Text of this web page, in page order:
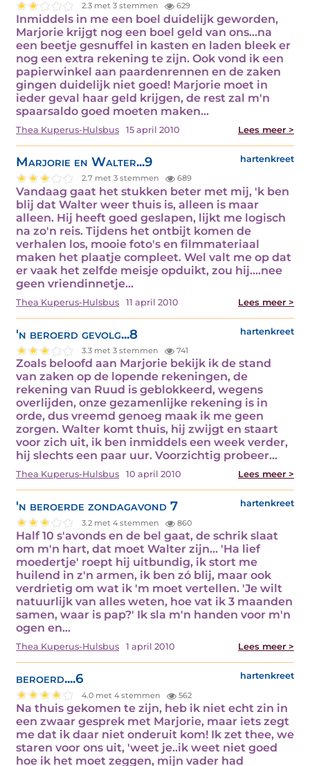
2.3 met 3 stemmen 629
Inmiddels in me een boel duidelijk geworden,
Marjorie krijgt nog een boel geld van ons...na
een beetje gesnuffel in kasten en laden bleek er
nog een extra rekening te zijn. Ook vond ik een
papierwinkel aan paardenrennen en de zaken
gingen duidelijk niet goed! Marjorie moet in
ieder geval haar geld krijgen, de rest zal m'n
spaarsaldo goed moeten maken…
Thea Kuperus-Hulsbus 15 april 2010 Lees meer >
Marjorie en Walter...9 hartenkreet
2.7 met 3 stemmen 689
Vandaag gaat het stukken beter met mij, 'k ben
blij dat Walter weer thuis is, alleen is maar
alleen. Hij heeft goed geslapen, lijkt me logisch
na zo'n reis. Tijdens het ontbijt komen de
verhalen los, mooie foto's en filmmateriaal
maken het plaatje compleet. Wel valt me op dat
er vaak het zelfde meisje opduikt, zou hij....nee
geen vriendinnetje…
Thea Kuperus-Hulsbus 11 april 2010 Lees meer >
'n beroerd gevolg...8 hartenkreet
3.3 met 3 stemmen 741
Zoals beloofd aan Marjorie bekijk ik de stand
van zaken op de lopende rekeningen, de
rekening van Ruud is geblokkeerd, wegens
overlijden, onze gezamenlijke rekening is in
orde, dus vreemd genoeg maak ik me geen
zorgen. Walter komt thuis, hij zwijgt en staart
voor zich uit, ik ben inmiddels een week verder,
hij slechts een paar uur. Voorzichtig probeer…
Thea Kuperus-Hulsbus 10 april 2010 Lees meer >
'n beroerde zondagavond 7 hartenkreet
3.2 met 4 stemmen 860
Half 10 s'avonds en de bel gaat, de schrik slaat
om m'n hart, dat moet Walter zijn... 'Ha lief
moedertje' roept hij uitbundig, ik stort me
huilend in z'n armen, ik ben zó blij, maar ook
verdrietig om wat ik 'm moet vertellen. 'Je wilt
natuurlijk van alles weten, hoe vat ik 3 maanden
samen, waar is pap?' Ik sla m'n handen voor m'n
ogen en…
Thea Kuperus-Hulsbus 1 april 2010 Lees meer >
beroerd....6 hartenkreet
4.0 met 4 stemmen 562
Na thuis gekomen te zijn, heb ik niet echt zin in
een zwaar gesprek met Marjorie, maar iets zegt
me dat ik daar niet onderuit kom! Ik zet thee, we
staren voor ons uit, 'weet je..ik weet niet goed
hoe ik het moet zeggen, mijn vader had